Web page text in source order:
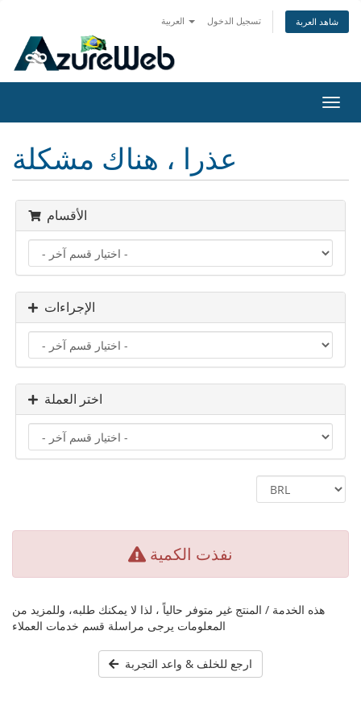
تسجيل الدخول شاهد العربة
تبديل
التنقل
عذرا ، هناك مشكلة
الأقسام
الإجراءات
اختر العملة
نفذت الكمية
هذه الخدمة / المنتج غير متوفر حالياً ، لذا لا يمكنك طلبه، وللمزيد من
المعلومات يرجى مراسلة قسم خدمات العملاء
ارجع للخلف & واعد التجربة